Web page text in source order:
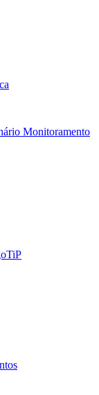
Monitoramento